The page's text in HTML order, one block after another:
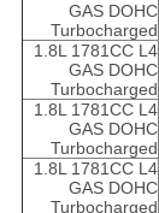
GAS DOHC
Turbocharged
1.8L 1781CC L4
GAS DOHC
Turbocharged
1.8L 1781CC L4
GAS DOHC
Turbocharged
1.8L 1781CC L4
GAS DOHC
Turbocharged